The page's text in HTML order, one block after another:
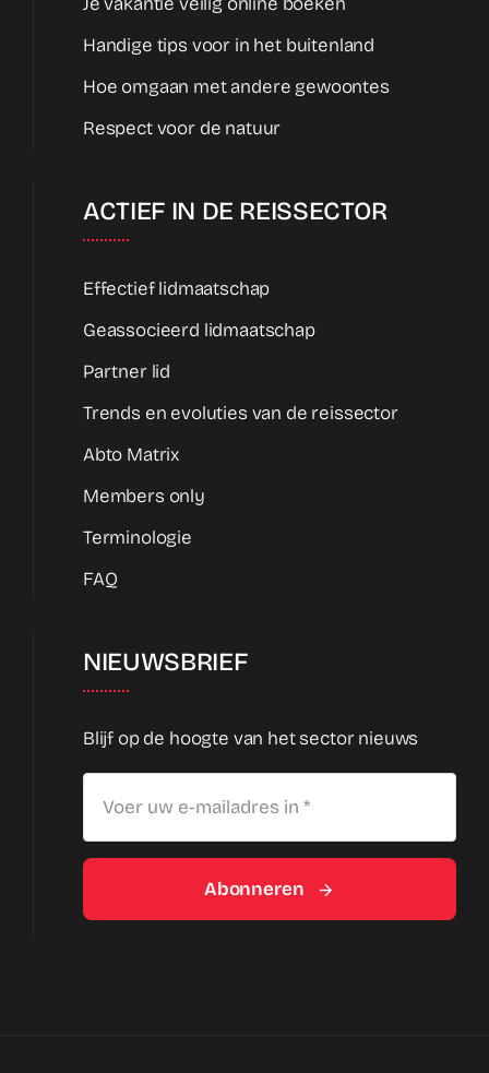
Handige tips voor in het buitenland
Hoe omgaan met andere gewoontes
Respect voor de natuur
ACTIEF IN DE REISSECTOR
Effectief lidmaatschap
Geassocieerd lidmaatschap
Partner lid
Trends en evoluties van de reissector
Abto Matrix
Members only
Terminologie
FAQ
NIEUWSBRIEF
Blijf op de hoogte van het sector nieuws
Abonneren